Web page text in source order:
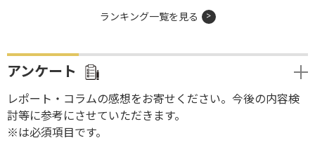
ランキング一覧を見る
アンケート
レポート・コラムの感想をお寄せください。今後の内容検
討等に参考にさせていただきます。
※は必須項目です。